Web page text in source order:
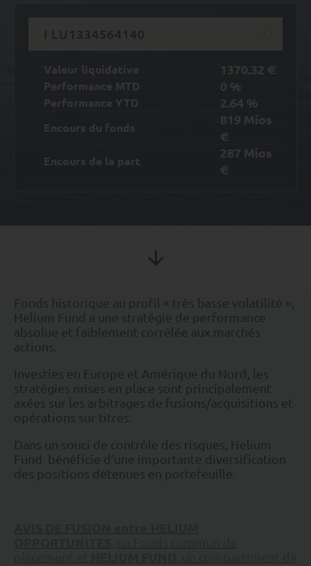
I LU1334564140
Valeur liquidative 1370.32 €
Performance MTD 0 %
Performance YTD 2.64 %
Encours du fonds
819 Mios
€
Encours de la part
287 Mios
€
Fonds historique au profil « très basse volatilité »,
Helium Fund a une stratégie de performance
absolue et faiblement corrélée aux marchés
actions.
Investies en Europe et Amérique du Nord, les
stratégies mises en place sont principalement
axées sur les arbitrages de fusions/acquisitions et
opérations sur titres.
Dans un souci de contrôle des risques, Helium
Fund bénéficie d’une importante diversification
des positions détenues en portefeuille.